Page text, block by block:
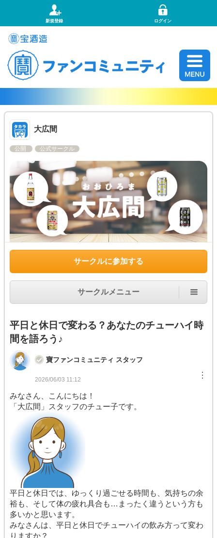
新規登録 ログイン
大広間
公開 公式サークル
サークルに参加する
サークルメニュー
平日と休日で変わる？あなたのチューハイ時
間を語ろう♪
寶ファンコミュニティ スタッフ
2026/06/03 11:12 ︙
みなさん、こんにちは！
「大広間」スタッフのチュー子です。
平日と休日では、ゆっくり過ごせる時間も、気持ちの余
裕も、そして体の疲れ具合も…まったく違うという方も
多いかと思います。
みなさんは、平日と休日でチューハイの飲み方って変わ
りますか？